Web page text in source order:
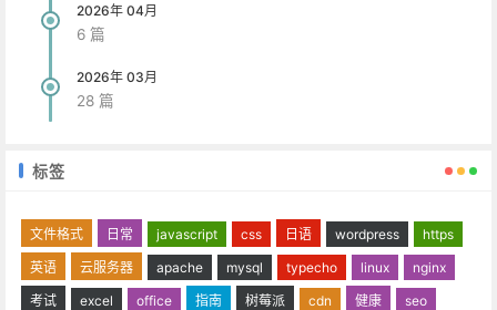
2026年 04月
6 篇
2026年 03月
28 篇
标签
文件格式 日常 javascript css 日语 wordpress
https
英语
云服务器 apache mysql typecho linux
nginx
考试
excel office 指南 树莓派 cdn 健康
seo